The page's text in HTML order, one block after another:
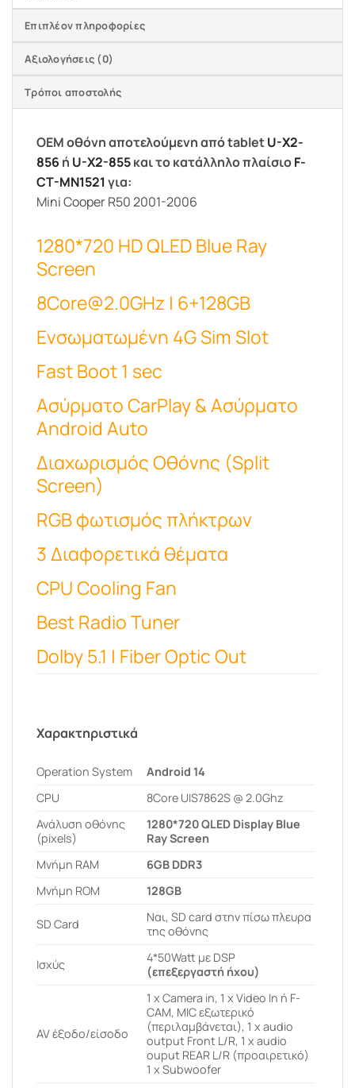
Επιπλέον πληροφορίες
Αξιολογήσεις (0)
Τρόποι αποστολής
OEM οθόνη αποτελούμενη από tabletU-X2-
856 ή U-X2-855και το κατάλληλο πλαίσιοF-
CT-MN1521 για:
Mini Cooper R50 2001-2006
1280*720 HD QLED Blue Ray
Screen
8Core@2.0GHz | 6+128GB
Ενσωματωμένη 4G Sim Slot
Fast Boot 1 sec
Ασύρματο CarPlay & Ασύρματο
Android Auto
Διαχωρισμός Οθόνης (Split
Screen)
RGB φωτισμός πλήκτρων
3 Διαφορετικά θέματα
CPU Cooling Fan
Best Radio Tuner
Dolby 5.1 | Fiber Optic Out
Χαρακτηριστικά
Operation System
Android 14
CPU
8Core UIS7862S @ 2.0Ghz
Ανάλυση οθόνης
(pixels)
1280*720 QLED Display Blue
Ray Screen
Μνήμη RAM
6GB DDR3
Μνήμη ROM
128GB
SD Card
Ναι, SD card στην πίσω πλευρα
της οθόνης
Ισχύς
4*50Watt με DSP
(επεξεργαστή ήχου)
AV έξοδο/είσοδο
1 x Camera in, 1 x Video In ή F-
CAM, MIC εξωτερικό
(περιλαμβάνεται), 1 x audio
output Front L/R, 1 x audio
ouput REAR L/R (προαιρετικό)
1 x Subwoofer